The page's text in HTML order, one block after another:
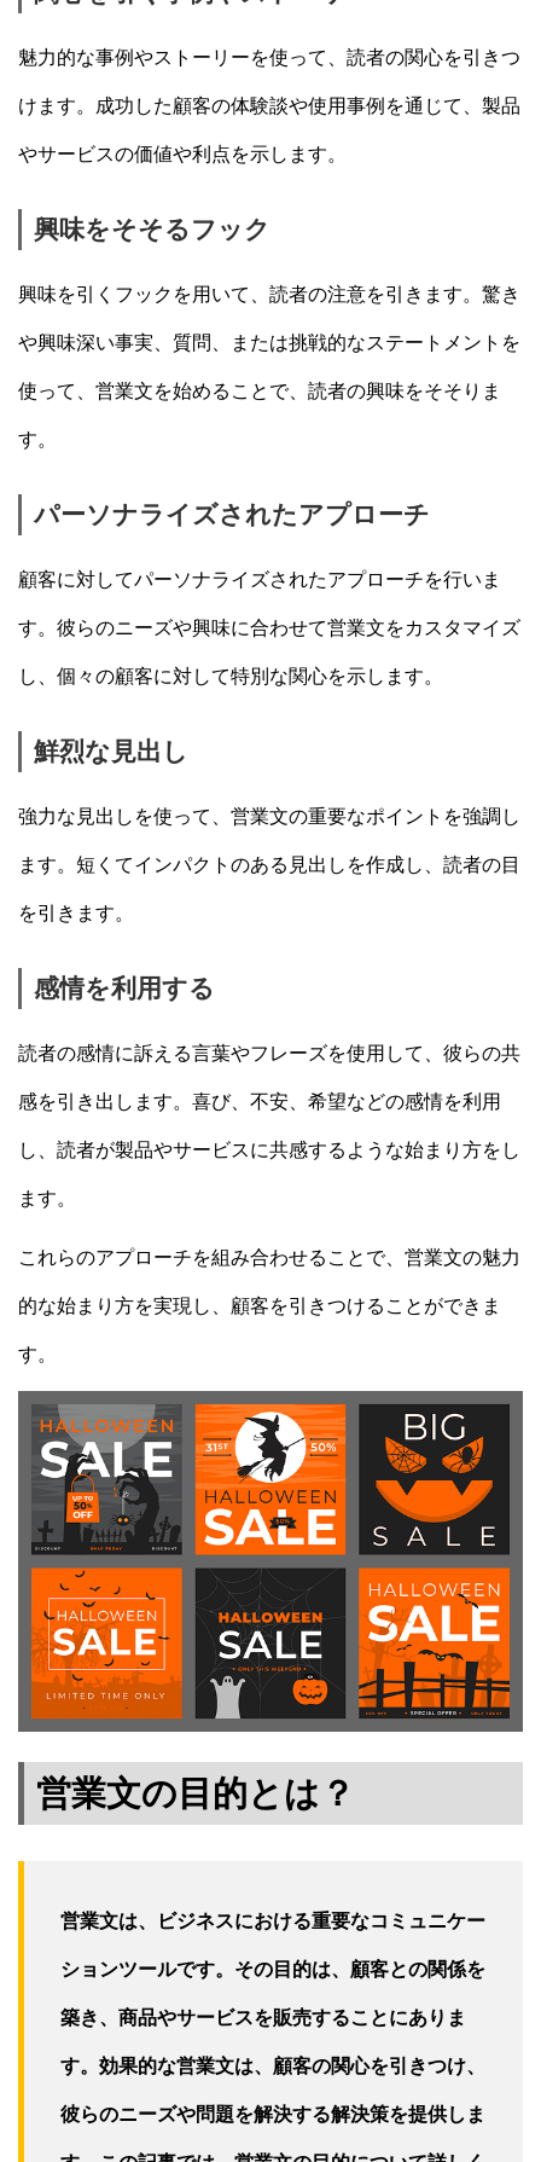
魅力的な事例やストーリーを使って、読者の関心を引きつ
けます。成功した顧客の体験談や使用事例を通じて、製品
やサービスの価値や利点を示します。
興味をそそるフック
興味を引くフックを用いて、読者の注意を引きます。驚き
や興味深い事実、質問、または挑戦的なステートメントを
使って、営業文を始めることで、読者の興味をそそりま
す。
パーソナライズされたアプローチ
顧客に対してパーソナライズされたアプローチを行いま
す。彼らのニーズや興味に合わせて営業文をカスタマイズ
し、個々の顧客に対して特別な関心を示します。
鮮烈な見出し
強力な見出しを使って、営業文の重要なポイントを強調し
ます。短くてインパクトのある見出しを作成し、読者の目
を引きます。
感情を利用する
読者の感情に訴える言葉やフレーズを使用して、彼らの共
感を引き出します。喜び、不安、希望などの感情を利用
し、読者が製品やサービスに共感するような始まり方をし
ます。
これらのアプローチを組み合わせることで、営業文の魅力
的な始まり方を実現し、顧客を引きつけることができま
す。
営業文の目的とは？
営業文は、ビジネスにおける重要なコミュニケー
ションツールです。その目的は、顧客との関係を
築き、商品やサービスを販売することにありま
す。効果的な営業文は、顧客の関心を引きつけ、
彼らのニーズや問題を解決する解決策を提供しま